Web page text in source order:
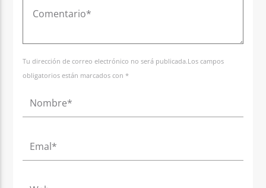
Tu dirección de correo electrónico no será publicada.Los campos
obligatorios están marcados con *